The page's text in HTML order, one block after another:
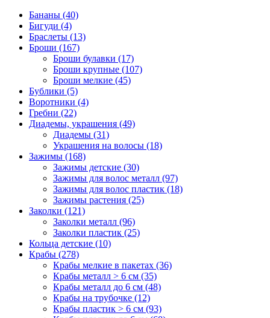
Бананы (40)
Бигуди (4)
Браслеты (13)
Броши (167)
Броши булавки (17)
Броши крупные (107)
Броши мелкие (45)
Бублики (5)
Воротники (4)
Гребни (22)
Диадемы, украшения (49)
Диадемы (31)
Украшения на волосы (18)
Зажимы (168)
Зажимы детские (30)
Зажимы для волос металл (97)
Зажимы для волос пластик (18)
Зажимы растения (25)
Заколки (121)
Заколки металл (96)
Заколки пластик (25)
Кольца детские (10)
Крабы (278)
Крабы мелкие в пакетах (36)
Крабы металл > 6 см (35)
Крабы металл до 6 см (48)
Крабы на трубочке (12)
Крабы пластик > 6 см (93)